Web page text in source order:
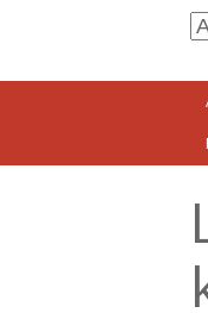
Aller au contenu